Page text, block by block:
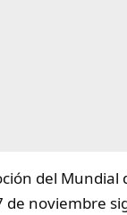
del Mundial
de noviembre